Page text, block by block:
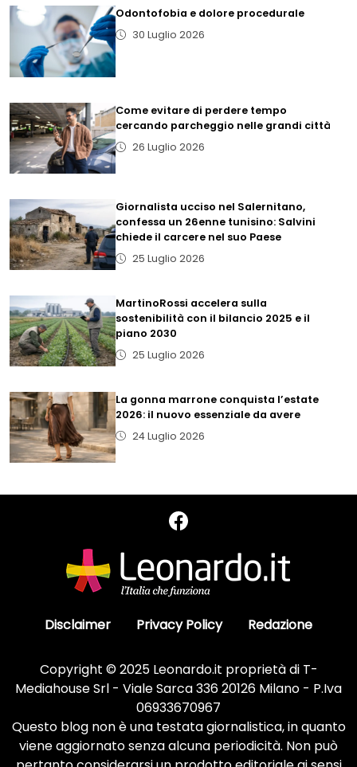
Odontofobia e dolore procedurale
30 Luglio 2026
Come evitare di perdere tempo
cercando parcheggio nelle grandi città
26 Luglio 2026
Giornalista ucciso nel Salernitano,
confessa un 26enne tunisino: Salvini
chiede il carcere nel suo Paese
25 Luglio 2026
MartinoRossi accelera sulla
sostenibilità con il bilancio 2025 e il
piano 2030
25 Luglio 2026
La gonna marrone conquista l’estate
2026: il nuovo essenziale da avere
24 Luglio 2026
Disclaimer Privacy Policy Redazione
Copyright © 2025 Leonardo.it proprietà di T-
Mediahouse Srl - Viale Sarca 336 20126 Milano - P.Iva
06933670967
Questo blog non è una testata giornalistica, in quanto
viene aggiornato senza alcuna periodicità. Non può